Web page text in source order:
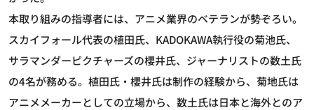
本取り組みの指導者には、アニメ業界のベテランが勢ぞろい。
スカイフォール代表の植田氏、KADOKAWA執行役の菊池氏、
サラマンダーピクチャーズの櫻井氏、ジャーナリストの数土氏
の4名が務める。植田氏・櫻井氏は制作の経験から、菊地氏は
アニメメーカーとしての立場から、数土氏は日本と海外とのア